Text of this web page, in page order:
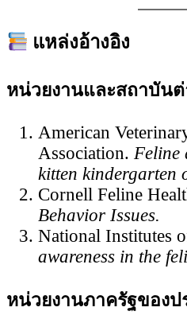
แหล่งอ้างอิง
หน่วยงานและสถาบันต่
American
Association. Feline
kitten kindergarten
Cornell Feline
Behavior Issues.
National Institutes
awareness in the
หน่วยงานภาครัฐของป